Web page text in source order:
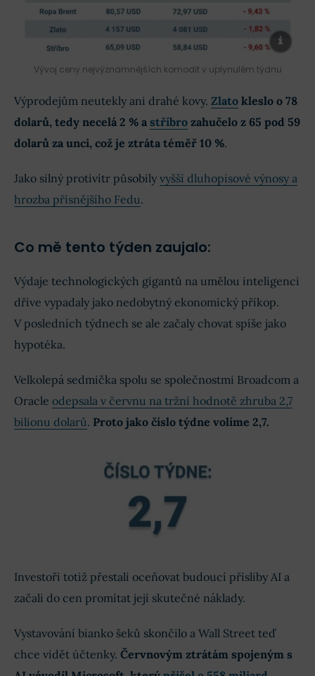
Vývoj ceny nejvýznamnějších komodit v uplynulém týdnu
Výprodejům neutekly ani drahé kovy. Zlato kleslo o 78
dolarů, tedy necelá 2 % a stříbro zahučelo z 65 pod 59
dolarů za unci, což je ztráta téměř 10 %.
Jako silný protivítr působily vyšší dluhopisové výnosy a
hrozba přísnějšího Fedu.
Co mě tento týden zaujalo:
Výdaje technologických gigantů na umělou inteligenci
dříve vypadaly jako nedobytný ekonomický příkop.
V posledních týdnech se ale začaly chovat spíše jako
hypotéka.
Velkolepá sedmička spolu se společnostmi Broadcom a
Oracle odepsala v červnu na tržní hodnotě zhruba 2,7
bilionu dolarů. Proto jako číslo týdne volíme 2,7.
Investoři totiž přestali oceňovat budoucí přísliby AI a
začali do cen promítat její skutečné náklady.
Vystavování bianko šeků skončilo a Wall Street teď
chce vidět účtenky. Červnovým ztrátám spojeným s